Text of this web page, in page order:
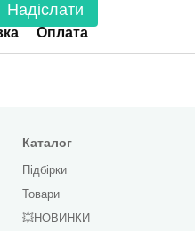
Надіслати
Оплата
Каталог
Підбірки
Товари
💥НОВИНКИ